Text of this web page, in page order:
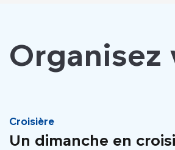
Croisière
Un dimanche en